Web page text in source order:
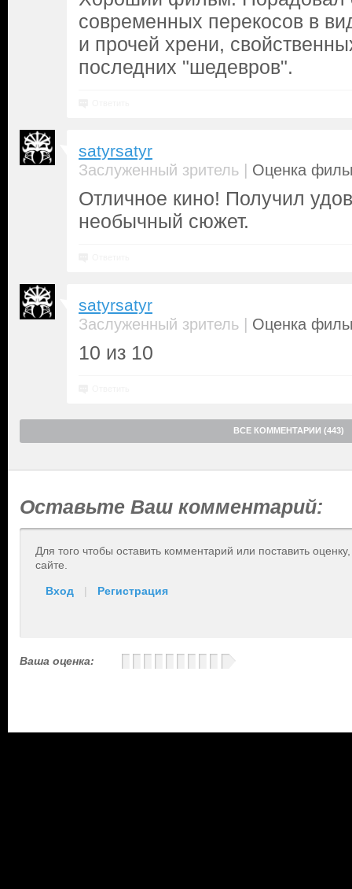
современных перекосов в
и прочей хрени,
последних "шедевров".
satyrsatyr
Заслуженный зритель | Оценка
Отличное кино! Получил
необычный сюжет.
satyrsatyr
Заслуженный зритель | Оценка
10 из 10
ВСЕ КОММЕНТАРИИ (443)
Оставьте Ваш комментарий:
Для того чтобы оставить комментарий или поставить
сайте.
Вход | Регистрация
Ваша оценка: